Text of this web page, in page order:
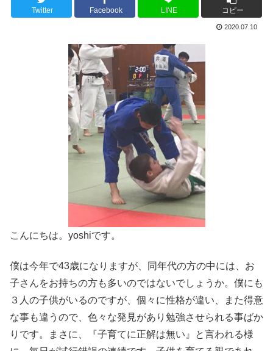
Twitter Facebook LINE コピー
2020.07.10
こんにちは。 yoshiです。
僕は今年で43歳になりますが、同年代の方の中には、お
子さんをお持ちの方も多いのではないでしょうか。僕にも
３人の子供がいるのですが、個々に性格が違い、また得意
な事も違うので、色々な発見があり勉強させられる事ばか
りです。まさに、『子育てに正解は無い』と言われる様